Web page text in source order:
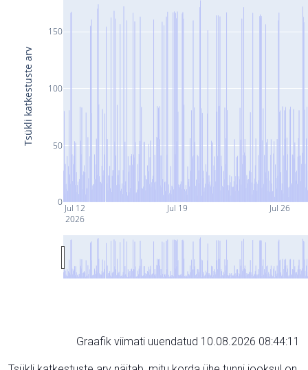
Jul 12
2026
Jul 19 Jul 26
0
50
100
150
Tsükli katkestuste arv
Graafik viimati uuendatud 10.08.2026 08:44:11